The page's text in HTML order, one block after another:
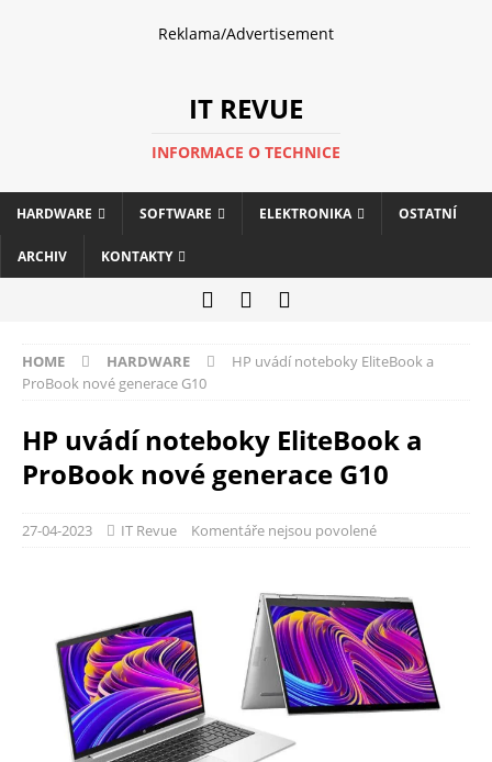
Reklama/Advertisement
IT REVUE
INFORMACE O TECHNICE
HARDWARE SOFTWARE ELEKTRONIKA OSTATNÍ
ARCHIV KONTAKTY
HOME HARDWARE
HP uvádí noteboky EliteBook a
ProBook nové generace G10
HP uvádí noteboky EliteBook a
ProBook nové generace G10
27-04-2023 IT Revue Komentáře nejsou povolené